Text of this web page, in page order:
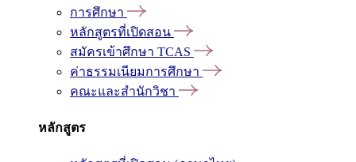
การศึกษา
หลักสูตรที่เปิดสอน
สมัครเข้าศึกษา TCAS
ค่าธรรมเนียมการศึกษา
คณะและสำนักวิชา
หลักสูตร